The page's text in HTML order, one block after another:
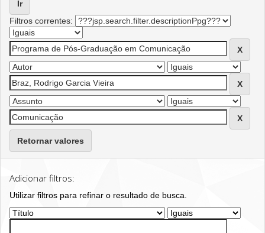
Filtros correntes:
Retornar valores
Adicionar filtros:
Utilizar filtros para refinar o resultado de busca.